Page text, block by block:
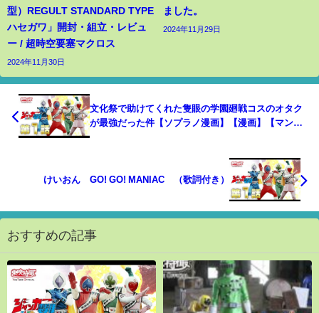
型）REGULT STANDARD TYPE
ハセガワ」開封・組立・レビュ
ー / 超時空要塞マクロス
2024年11月30日
ました。
2024年11月29日
文化祭で助けてくれた隻眼の学園廻戦コスのオタク
が最強だった件【ソプラノ漫画】【漫画】【マンガ
けいおん GO! GO! MANIAC （歌詞付き）
おすすめの記事